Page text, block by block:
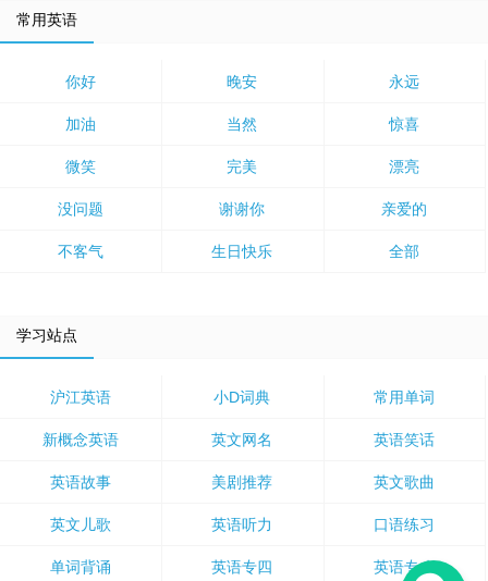
常用英语
你好 晚安 永远
加油 当然 惊喜
微笑 完美 漂亮
没问题 谢谢你 亲爱的
不客气 生日快乐 全部
学习站点
沪江英语 小D词典 常用单词
新概念英语 英文网名 英语笑话
英语故事 美剧推荐 英文歌曲
英文儿歌 英语听力 口语练习
单词背诵 英语专四 英语专八